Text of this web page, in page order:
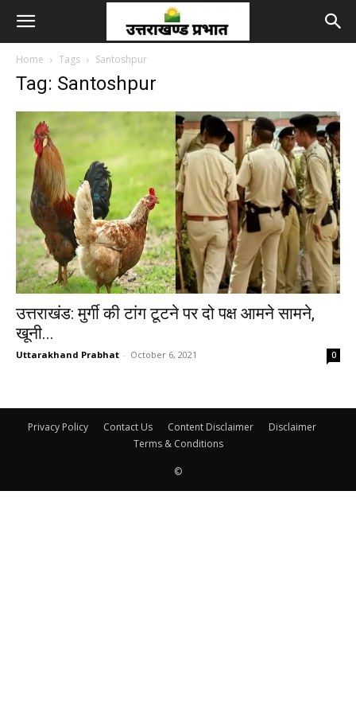
Home Tags Santoshpur
Tag: Santoshpur
उत्तराखंड: मुर्गी की टांग टूटने पर दो पक्ष आमने सामने,
खूनी...
Uttarakhand Prabhat - October 6, 2021 0
Privacy Policy Contact Us Content Disclaimer
Disclaimer
Terms & Conditions
©